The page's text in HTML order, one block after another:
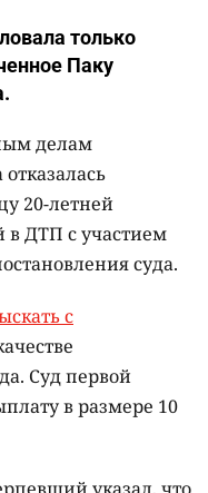
только
Паку
делам
20-летней
ДТП с участием
суда.
с
Суд первой
в размере 10